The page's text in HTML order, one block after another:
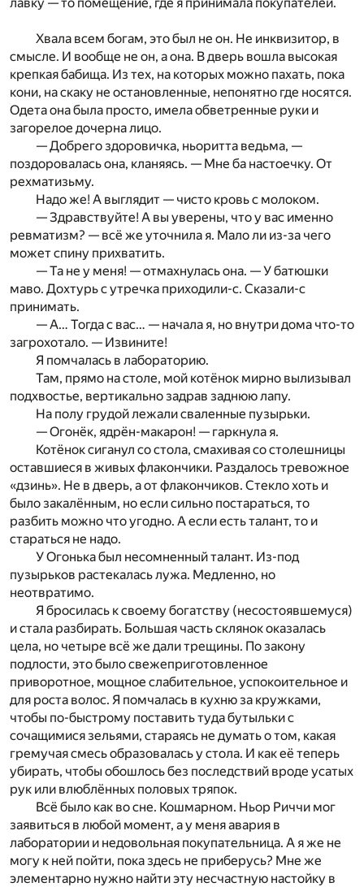
Хвала всем богам, это был не он. Не инквизитор, в
смысле. И вообще не он, а она. В дверь вошла высокая
крепкая бабища. Из тех, на которых можно пахать, пока
кони, на скаку не остановленные, непонятно где носятся.
Одета она была просто, имела обветренные руки и
загорелое дочерна лицо.
— Добрего здоровичка, ньоритта ведьма, —
поздоровалась она, кланяясь. — Мне ба настоечку. От
рехматизьму.
Надо же! А выглядит — чисто кровь с молоком.
— Здравствуйте! А вы уверены, что у вас именно
ревматизм? — всё же уточнила я. Мало ли из-за чего
может спину прихватить.
— Та не у меня! — отмахнулась она. — У батюшки
маво. Дохтурь с утречка приходили-с. Сказали-с
принимать.
— А… Тогда с вас… — начала я, но внутри дома что-то
загрохотало. — Извините!
Я помчалась в лабораторию.
Там, прямо на столе, мой котёнок мирно вылизывал
подхвостье, вертикально задрав заднюю лапу.
На полу грудой лежали сваленные пузырьки.
— Огонёк, ядрён-макарон! — гаркнула я.
Котёнок сиганул со стола, смахивая со столешницы
оставшиеся в живых флакончики. Раздалось тревожное
«дзинь». Не в дверь, а от флакончиков. Стекло хоть и
было закалённым, но если сильно постараться, то
разбить можно что угодно. А если есть талант, то и
стараться не надо.
У Огонька был несомненный талант. Из-под
пузырьков растекалась лужа. Медленно, но
неотвратимо.
Я бросилась к своему богатству (несостоявшемуся)
и стала разбирать. Большая часть склянок оказалась
цела, но четыре всё же дали трещины. По закону
подлости, это было свежеприготовленное
приворотное, мощное слабительное, успокоительное и
для роста волос. Я помчалась в кухню за кружками,
чтобы по-быстрому поставить туда бутыльки с
сочащимися зельями, стараясь не думать о том, какая
гремучая смесь образовалась у стола. И как её теперь
убирать, чтобы обошлось без последствий вроде усатых
рук или влюблённых половых тряпок.
Всё было как во сне. Кошмарном. Ньор Риччи мог
заявиться в любой момент, а у меня авария в
лаборатории и недовольная покупательница. А я же не
могу к ней пойти, пока здесь не приберусь? Мне же
элементарно нужно найти эту несчастную настойку в